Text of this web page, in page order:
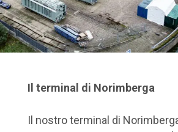
Il terminal di Norimberga
Il nostro terminal di